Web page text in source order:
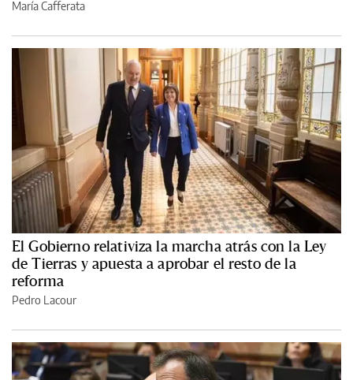
María Cafferata
El Gobierno relativiza la marcha atrás con la Ley
de Tierras y apuesta a aprobar el resto de la
reforma
Pedro Lacour